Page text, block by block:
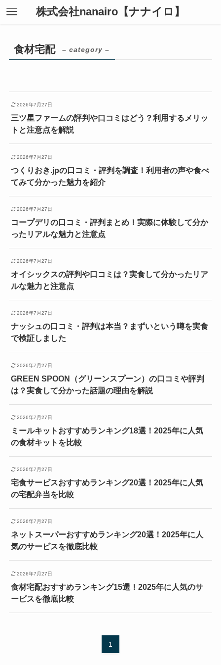
株式会社nanairo【ナナイロ】
食材宅配 – category –
2026年7月27日
三ツ星ファームの評判や口コミはどう？利用するメリッ
トと注意点を解説
2026年7月27日
つくりおき.jpの口コミ・評判を調査！利用者の声や食べ
てみて分かった魅力を紹介
2026年7月27日
コープデリの口コミ・評判まとめ！実際に体験して分か
ったリアルな魅力と注意点
2026年7月27日
オイシックスの評判や口コミは？実食して分かったリア
ルな魅力と注意点
2026年7月27日
ナッシュの口コミ・評判は本当？まずいという噂を実食
で検証しました
2026年7月27日
GREEN SPOON（グリーンスプーン）の口コミや評判
は？実食して分かった話題の理由を解説
2026年7月27日
ミールキットおすすめランキング18選！2025年に人気
の食材キットを比較
2026年7月27日
宅食サービスおすすめランキング20選！2025年に人気
の宅配弁当を比較
2026年7月27日
ネットスーパーおすすめランキング20選！2025年に人
気のサービスを徹底比較
2026年7月27日
食材宅配おすすめランキング15選！2025年に人気のサ
ービスを徹底比較
1